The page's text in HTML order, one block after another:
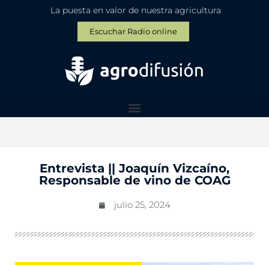
La puesta en valor de nuestra agricultura
Escuchar Radio online
Entrevista || Joaquín Vizcaíno,
Responsable de vino de COAG
julio 25, 2024